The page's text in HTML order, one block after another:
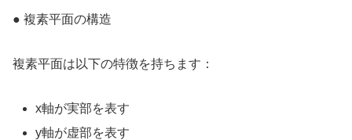
● 複素平面の構造
複素平面は以下の特徴を持ちます：
x軸が実部を表す
y軸が虚部を表す